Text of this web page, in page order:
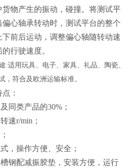
物产生的振动，碰撞。将测试平
心轴承转动时，测试平台的整个
前后运动，调整偏心轴随转动速
行驶速度。
:适用玩具、电子、家具、礼品、陶瓷、
，符合及欧洲运输标准。
点：
同类产品的30%；
速r/min；
，操作方便、安全；
钢配减振胶垫，安装方便，运行